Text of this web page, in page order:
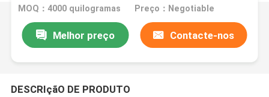
MOQ：4000 quilogramas Preço：Negotiable
Melhor preço Contacte-nos
DESCRIçãO DE PRODUTO